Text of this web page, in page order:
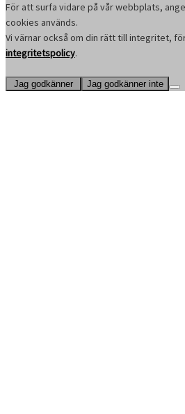
För att surfa vidare på vår webbplats,
cookies används.
Vi värnar också om din rätt till integritet,
integritetspolicy.
Jag godkänner Jag godkänner inte